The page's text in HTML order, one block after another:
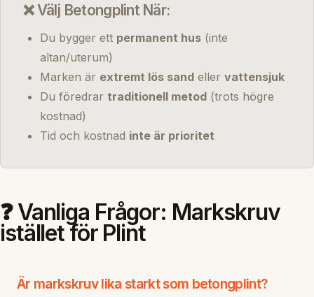
❌ Välj Betongplint När:
Du bygger ett permanent hus (inte
altan/uterum)
Marken är extremt lös sand eller vattensjuk
Du föredrar traditionell metod (trots högre
kostnad)
Tid och kostnad inte är prioritet
❓ Vanliga Frågor: Markskruv
istället för Plint
Är markskruv lika starkt som betongplint?